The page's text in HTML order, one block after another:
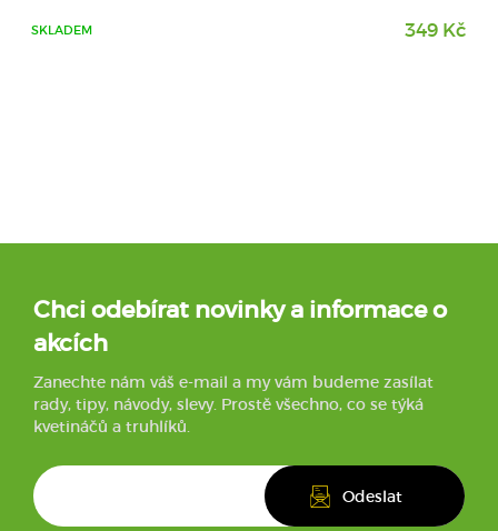
SKLADEM 349 Kč
Chci odebírat novinky a informace o
akcích
Zanechte nám váš e-mail a my vám budeme zasílat
rady, tipy, návody, slevy. Prostě všechno, co se týká
kvetináčů a truhlíků.